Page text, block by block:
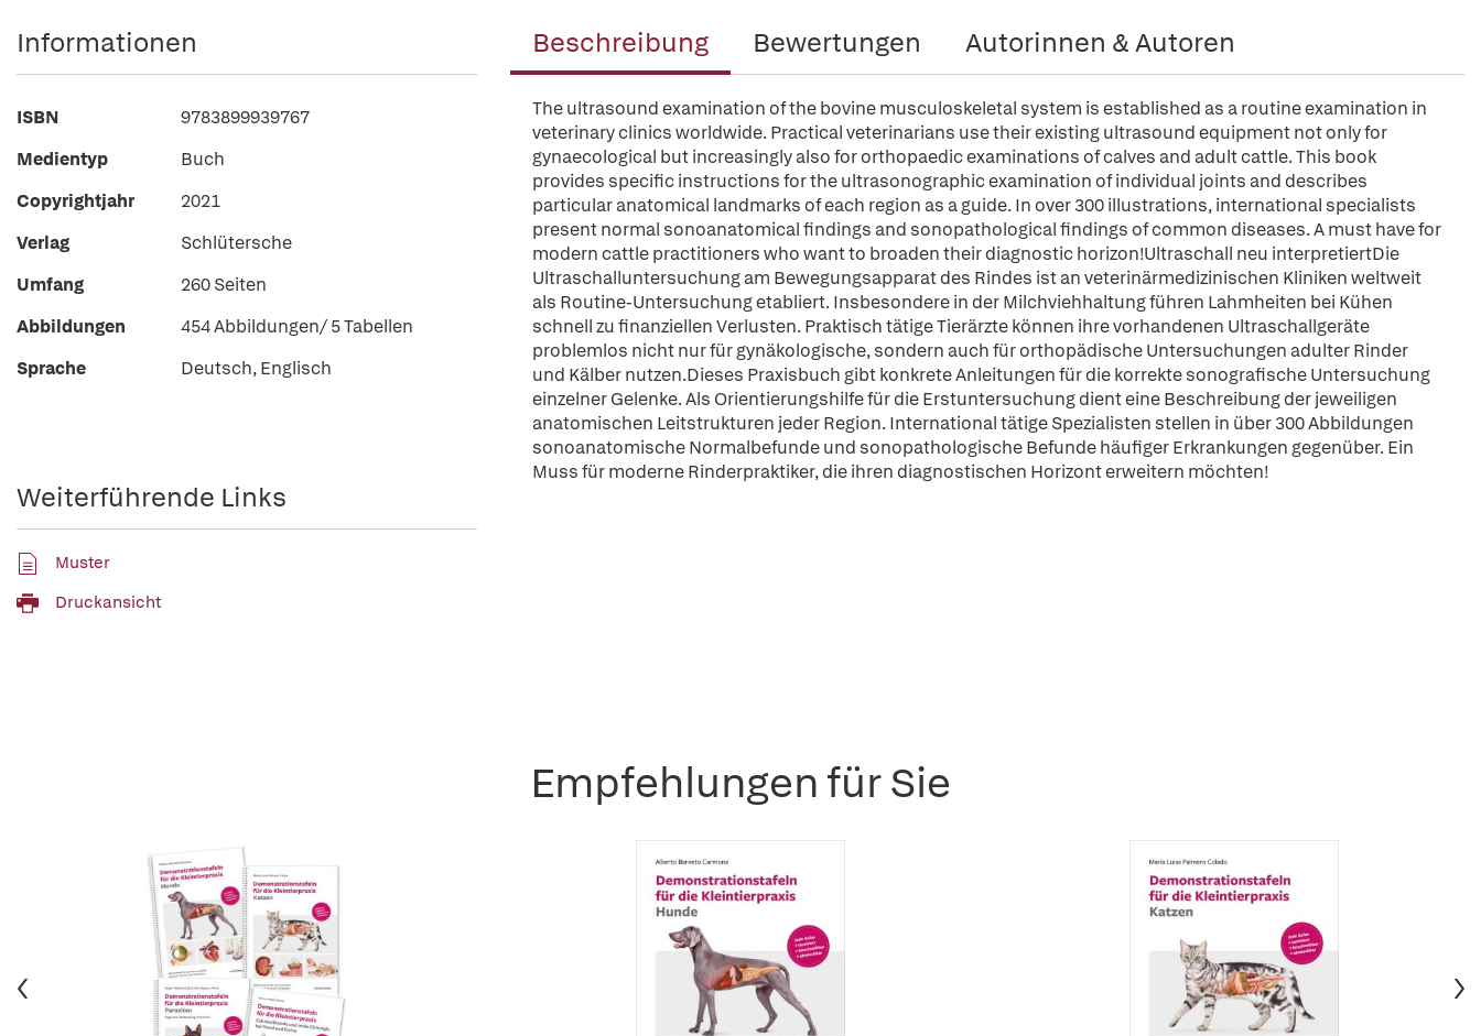
Beschreibung Bewertungen Autorinnen & Autoren
The ultrasound examination of the bovine musculoskeletal system is established as a routine examination in
veterinary clinics worldwide. Practical veterinarians use their existing ultrasound equipment not only for
gynaecological but increasingly also for orthopaedic examinations of calves and adult cattle. This book
provides specific instructions for the ultrasonographic examination of individual joints and describes
particular anatomical landmarks of each region as a guide. In over 300 illustrations, international specialists
present normal sonoanatomical findings and sonopathological findings of common diseases. A must have for
modern cattle practitioners who want to broaden their diagnostic horizon!Ultraschall neu interpretiertDie
Ultraschalluntersuchung am Bewegungsapparat des Rindes ist an veterinärmedizinischen Kliniken weltweit
als Routine-Untersuchung etabliert. Insbesondere in der Milchviehhaltung führen Lahmheiten bei Kühen
schnell zu finanziellen Verlusten. Praktisch tätige Tierärzte können ihre vorhandenen Ultraschallgeräte
problemlos nicht nur für gynäkologische, sondern auch für orthopädische Untersuchungen adulter Rinder
und Kälber nutzen.Dieses Praxisbuch gibt konkrete Anleitungen für die korrekte sonografische Untersuchung
einzelner Gelenke. Als Orientierungshilfe für die Erstuntersuchung dient eine Beschreibung der jeweiligen
anatomischen Leitstrukturen jeder Region. International tätige Spezialisten stellen in über 300 Abbildungen
sonoanatomische Normalbefunde und sonopathologische Befunde häufiger Erkrankungen gegenüber. Ein
Muss für moderne Rinderpraktiker, die ihren diagnostischen Horizont erweitern möchten!
Informationen
ISBN
9783899939767
Medientyp
Buch
Copyrightjahr
2021
Verlag
Schlütersche
Umfang
260 Seiten
Abbildungen
454 Abbildungen/ 5 Tabellen
Sprache
Deutsch, Englisch
Weiterführende Links
Muster
Druckansicht
Empfehlungen für Sie